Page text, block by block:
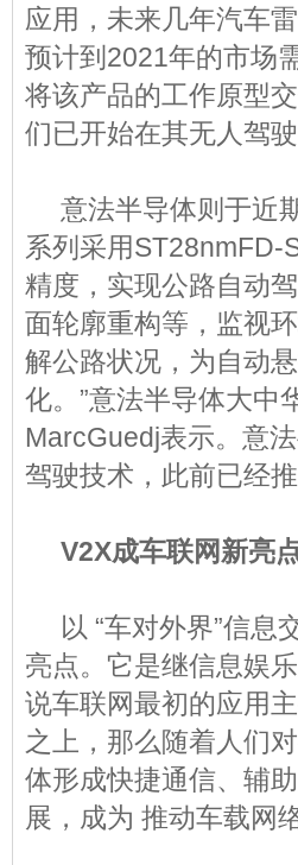
应用，未来几年汽车
预计到2021年的市场
将该产品的工作原型
们已开始在其无人驾
意法半导体则于近
系列采用ST28nmFD-
精度，实现公路自动
面轮廓重构等，监视
解公路状况，为自动
化。”意法半导体大中
MarcGuedj表示。意
驾驶技术，此前已经
V2X成车联网新亮
以 “车对外界”信息
亮点。它是继信息娱
说车联网最初的应用
之上，那么随着人们
体形成快捷通信、辅
展，成为 推动车载网